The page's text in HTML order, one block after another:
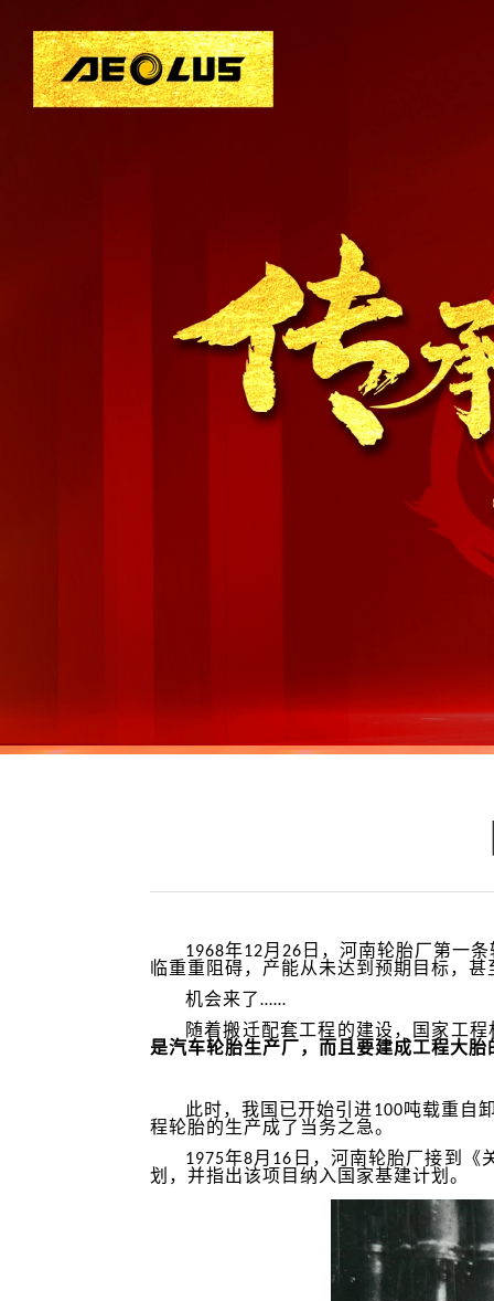
1968年12月26日，河南轮胎厂第一
临重重阻碍，产能从未达到预期目标，
机会来了……
随着搬迁配套工程的建设，国家工
是汽车轮胎生产厂，而且要建成工程大胎
此时，我国已开始引进100吨载重自
程轮胎的生产成了当务之急。
1975年8月16日，河南轮胎厂接到《
划，并指出该项目纳入国家基建计划。